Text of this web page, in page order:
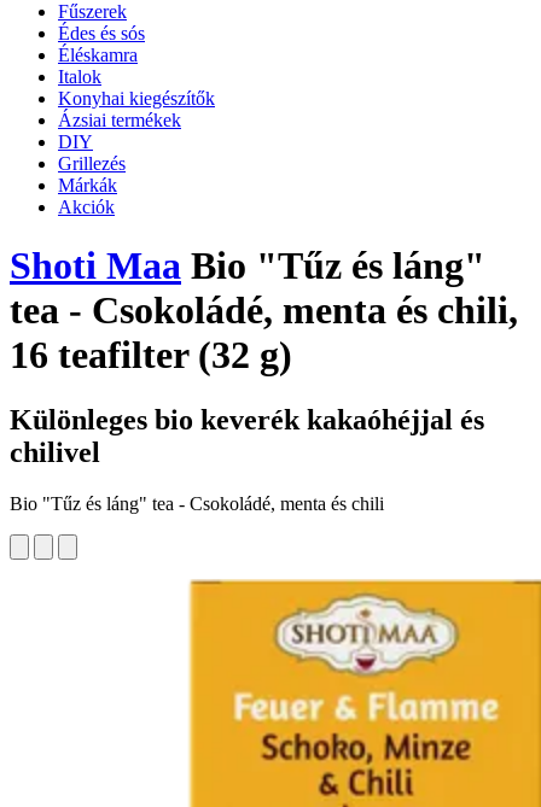
Fűszerek
Édes és sós
Éléskamra
Italok
Konyhai kiegészítők
Ázsiai termékek
DIY
Grillezés
Márkák
Akciók
Shoti Maa Bio "Tűz és láng"
tea - Csokoládé, menta és chili,
16 teafilter (32 g)
Különleges bio keverék kakaóhéjjal és
chilivel
Bio "Tűz és láng" tea - Csokoládé, menta és chili